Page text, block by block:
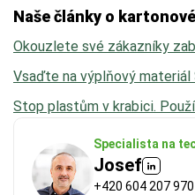
Specialista na
Josef
+420 604 207 970
Naše články o
Okouzlete své zákazníky
Vsaďte na výplňový materiál
Stop plastům v krabici.